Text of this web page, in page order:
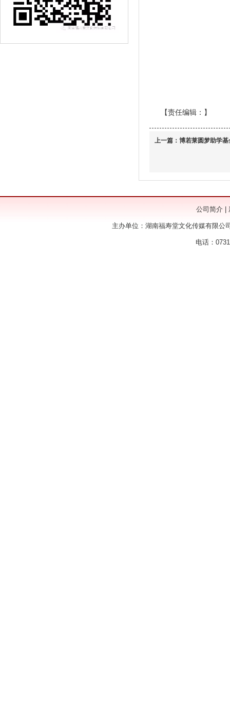
【责任编辑： 】
上一篇： 博若莱圆梦助学
公司简介|
主办单位：湖南福寿堂文化传媒有限
电话：